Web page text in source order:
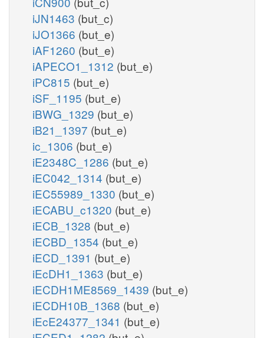
iJN1463 (but_c)
iJO1366 (but_e)
iAF1260 (but_e)
iAPECO1_1312 (but_e)
iPC815 (but_e)
iSF_1195 (but_e)
iBWG_1329 (but_e)
iB21_1397 (but_e)
ic_1306 (but_e)
iE2348C_1286 (but_e)
iEC042_1314 (but_e)
iEC55989_1330 (but_e)
iECABU_c1320 (but_e)
iECB_1328 (but_e)
iECBD_1354 (but_e)
iECD_1391 (but_e)
iEcDH1_1363 (but_e)
iECDH1ME8569_1439 (but_e)
iECDH10B_1368 (but_e)
iEcE24377_1341 (but_e)